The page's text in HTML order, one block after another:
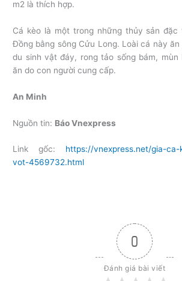
m2 là thích hợp.
Cá kèo là một trong những thủy sản
Đồng bằng sông Cửu Long. Loài cá này
du sinh vật đáy, rong tảo sống bám,
ăn do con người cung cấp.
An Minh
Nguồn tin: Báo Vnexpress
Link gốc: https://vnexpress.net/gia-
vot-4569732.html
0
Đánh giá bài viết